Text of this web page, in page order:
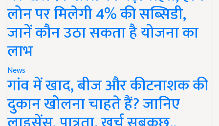
लोन पर मिलेगी 4% की सब्सिडी,
जानें कौन उठा सकता है योजना का
लाभ
News
गांव में खाद, बीज और कीटनाशक की
दुकान खोलना चाहते हैं? जानिए